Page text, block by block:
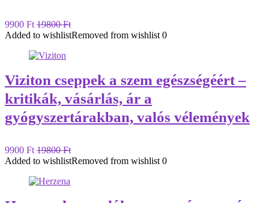
9900 Ft 19800 Ft
Added to wishlistRemoved from wishlist 0
Viziton cseppek a szem egészségéért –
kritikák, vásárlás, ár a
gyógyszertárakban, valós vélemények
9900 Ft 19800 Ft
Added to wishlistRemoved from wishlist 0